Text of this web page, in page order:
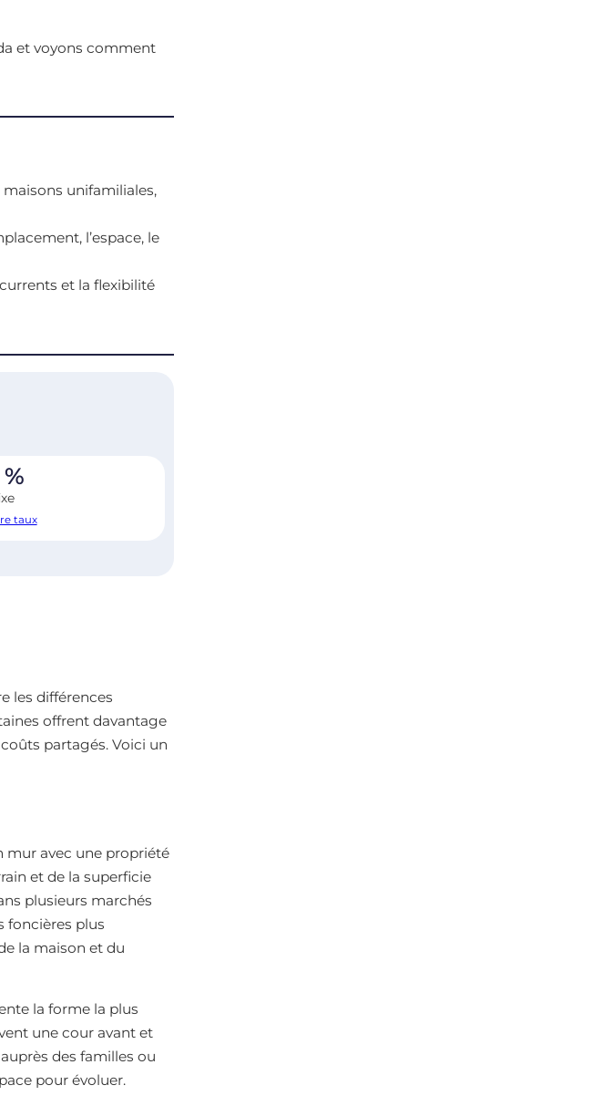
et voyons comment
unifamiliales,
l’espace, le
et la flexibilité
%
taux
les différences
offrent davantage
partagés. Voici un
mur avec une propriété
et de la superficie
plusieurs marchés
foncières plus
la maison et du
la forme la plus
une cour avant et
des familles ou
pour évoluer.